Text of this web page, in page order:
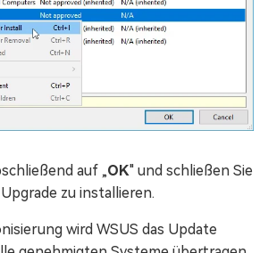
auf „OK" und schließen Sie
zu installieren.
wird WSUS das Update